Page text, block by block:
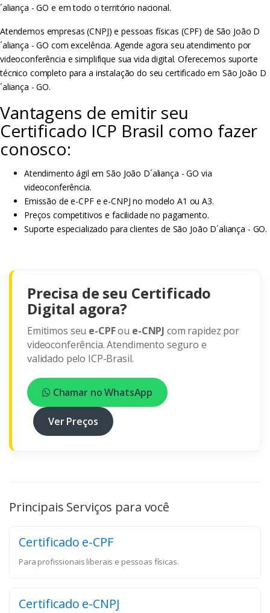
´aliança - GO e em todo o território nacional.
Atendemos empresas (CNPJ) e pessoas físicas (CPF) de São João D
´aliança - GO com excelência. Agende agora seu atendimento por
videoconferência e simplifique sua vida digital. Oferecemos suporte
técnico completo para a instalação do seu certificado em São João D
´aliança - GO.
Vantagens de emitir seu
Certificado ICP Brasil como fazer
conosco:
Atendimento ágil em São João D´aliança - GO via
videoconferência.
Emissão de e-CPF e e-CNPJ no modelo A1 ou A3.
Preços competitivos e facilidade no pagamento.
Suporte especializado para clientes de São João D´aliança - GO.
Precisa de seu Certificado
Digital agora?
Emitimos seu e-CPFou e-CNPJ com rapidez por
videoconferência. Atendimento seguro e
validado pelo ICP-Brasil.
Chamar no WhatsApp
Ver Preços
Principais Serviços para você
Certificado e-CPF
Para profissionais liberais e pessoas físicas.
Certificado e-CNPJ